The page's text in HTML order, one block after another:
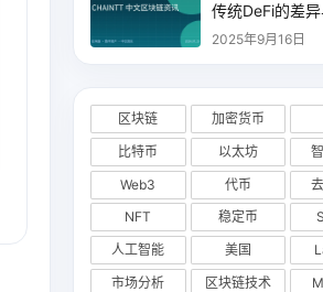
传统DeFi的差
析
2025年9月16日
区块链 加密货币
比特币
以太坊
Web3
代币
NFT
稳定币
人工智能
美国
市场分析
区块链技术